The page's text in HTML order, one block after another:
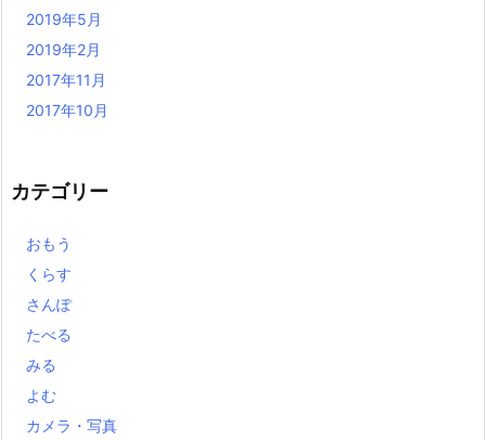
2019年5月
2019年2月
2017年11月
2017年10月
カテゴリー
おもう
くらす
さんぽ
たべる
みる
よむ
カメラ・写真